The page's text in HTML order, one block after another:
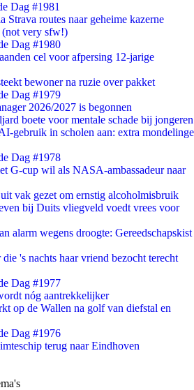
Dag #1981
routes naar geheime kazerne
very sfw!)
Dag #1980
cel voor afpersing 12-jarige
bewoner na ruzie over pakket
Dag #1979
2026/2027 is begonnen
boete voor mentale schade bij jongeren
gebruik in scholen aan: extra mondelinge
Dag #1978
G-cup wil als NASA-ambassadeur naar
vak gezet om ernstig alcoholmisbruik
bij Duits vliegveld voedt vrees voor
alarm wegens droogte: Gereedschapskist
's nachts haar vriend bezocht terecht
Dag #1977
nóg aantrekkelijker
op de Wallen na golf van diefstal en
Dag #1976
terug naar Eindhoven